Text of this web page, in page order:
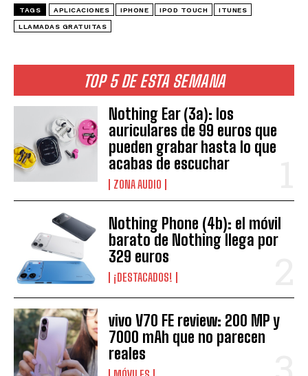
TOP 5 DE ESTA SEMANA
Nothing Ear (3a): los
auriculares de 99 euros que
pueden grabar hasta lo que
acabas de escuchar
ZONA AUDIO
Nothing Phone (4b): el móvil
barato de Nothing llega por
329 euros
¡DESTACADOS!
vivo V70 FE review: 200 MP y
7000 mAh que no parecen
reales
TAGS APLICACIONES IPHONE IPOD TOUCH ITUNES
LLAMADAS GRATUITAS